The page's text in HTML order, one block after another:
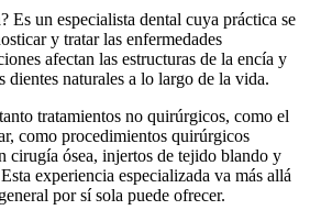
Es un especialista dental cuya práctica se
y tratar las enfermedades
afectan las estructuras de la encía y
dientes naturales a lo largo de la vida.
tratamientos no quirúrgicos, como el
como procedimientos quirúrgicos
cirugía ósea, injertos de tejido blando y
experiencia especializada va más allá
por sí sola puede ofrecer.